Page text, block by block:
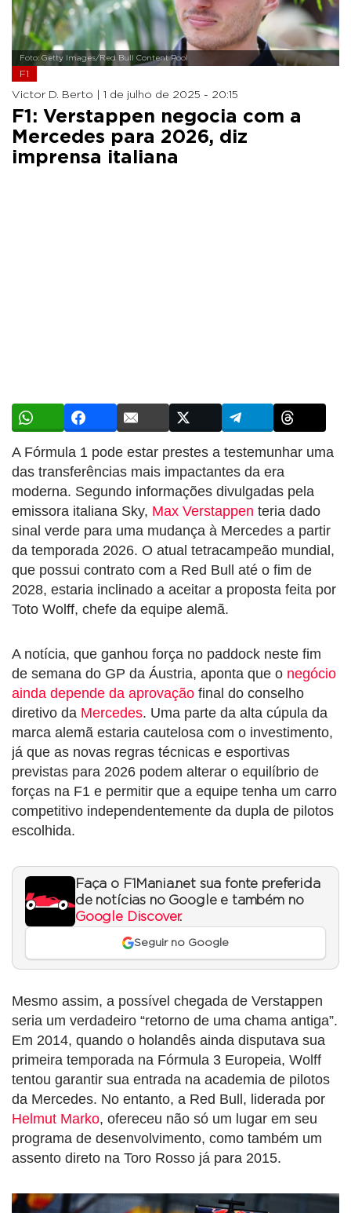
Foto: Getty Images/Red Bull Content Pool
F1
Victor D. Berto | 1 de julho de 2025 - 20:15
F1: Verstappen negocia com a
Mercedes para 2026, diz
imprensa italiana
A Fórmula 1 pode estar prestes a testemunhar uma
das transferências mais impactantes da era
moderna. Segundo informações divulgadas pela
emissora italiana Sky, Max Verstappen teria dado
sinal verde para uma mudança à Mercedes a partir
da temporada 2026. O atual tetracampeão mundial,
que possui contrato com a Red Bull até o fim de
2028, estaria inclinado a aceitar a proposta feita por
Toto Wolff, chefe da equipe alemã.
A notícia, que ganhou força no paddock neste fim
de semana do GP da Áustria, aponta que o negócio
ainda depende da aprovação final do conselho
diretivo da Mercedes. Uma parte da alta cúpula da
marca alemã estaria cautelosa com o investimento,
já que as novas regras técnicas e esportivas
previstas para 2026 podem alterar o equilíbrio de
forças na F1 e permitir que a equipe tenha um carro
competitivo independentemente da dupla de pilotos
escolhida.
Faça o F1Mania.net sua fonte preferida
de notícias no Google e também no
Google Discover.
Seguir no Google
Mesmo assim, a possível chegada de Verstappen
seria um verdadeiro “retorno de uma chama antiga”.
Em 2014, quando o holandês ainda disputava sua
primeira temporada na Fórmula 3 Europeia, Wolff
tentou garantir sua entrada na academia de pilotos
da Mercedes. No entanto, a Red Bull, liderada por
Helmut Marko, ofereceu não só um lugar em seu
programa de desenvolvimento, como também um
assento direto na Toro Rosso já para 2015.